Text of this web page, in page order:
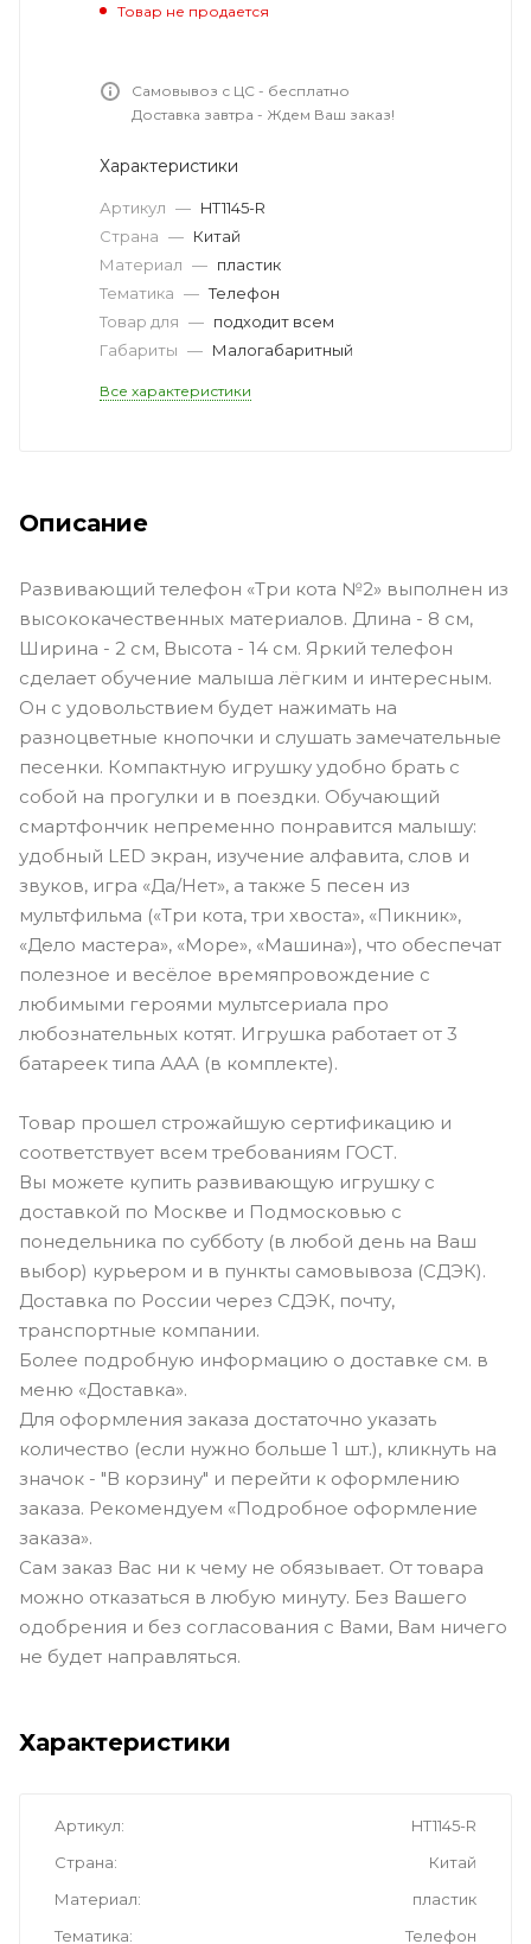
Товар не продается
Самовывоз с ЦС - бесплатно
Доставка завтра - Ждем Ваш заказ!
Характеристики
Артикул — HT1145-R
Страна — Китай
Материал — пластик
Тематика — Телефон
Товар для — подходит всем
Габариты — Малогабаритный
Все характеристики
Описание
Развивающий телефон «Три кота №2» выполнен из
высококачественных материалов. Длина - 8 см,
Ширина - 2 см, Высота - 14 см. Яркий телефон
сделает обучение малыша лёгким и интересным.
Он с удовольствием будет нажимать на
разноцветные кнопочки и слушать замечательные
песенки. Компактную игрушку удобно брать с
собой на прогулки и в поездки. Обучающий
смартфончик непременно понравится малышу:
удобный LED экран, изучение алфавита, слов и
звуков, игра «Да/Нет», а также 5 песен из
мультфильма («Три кота, три хвоста», «Пикник»,
«Дело мастера», «Море», «Машина»), что обеспечат
полезное и весёлое времяпровождение с
любимыми героями мультсериала про
любознательных котят. Игрушка работает от 3
батареек типа ААА (в комплекте).
Товар прошел строжайшую сертификацию и
соответствует всем требованиям ГОСТ.
Вы можете купить развивающую игрушку с
доставкой по Москве и Подмосковью с
понедельника по субботу (в любой день на Ваш
выбор) курьером и в пункты самовывоза (СДЭК).
Доставка по России через СДЭК, почту,
транспортные компании.
Более подробную информацию о доставке см. в
меню «Доставка».
Для оформления заказа достаточно указать
количество (если нужно больше 1 шт.), кликнуть на
значок - "В корзину" и перейти к оформлению
заказа. Рекомендуем «Подробное оформление
заказа».
Сам заказ Вас ни к чему не обязывает. От товара
можно отказаться в любую минуту. Без Вашего
одобрения и без согласования с Вами, Вам ничего
не будет направляться.
Характеристики
Артикул
HT1145-R
Страна
Китай
Материал
пластик
Тематика
Телефон